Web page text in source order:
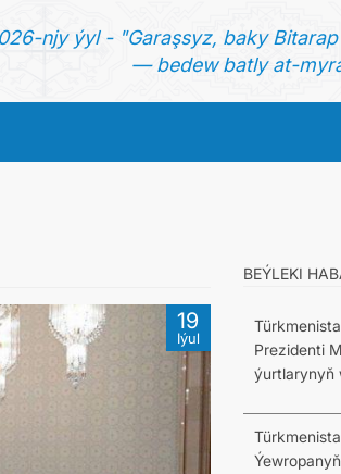
njy ýyl - "Garaşsyz, baky Bitarap
— bedew batly at-
19
Iýul
BEÝLEKI
Prezidenti
ýurtlarynyň